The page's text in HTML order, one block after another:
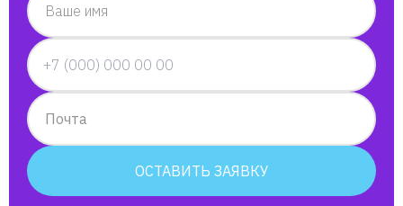
Ваше имя
Почта
ОСТАВИТЬ ЗАЯВКУ